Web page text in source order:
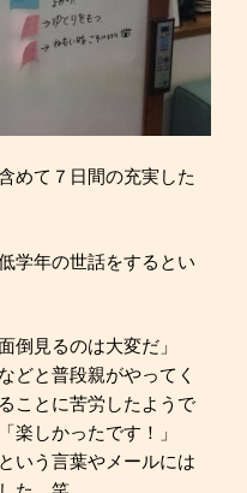
めて７日間の充実した
学年の世話をするとい
倒見るのは大変だ」
どと普段親がやってく
ことに苦労したようで
楽しかったです！」
いう言葉やメールには